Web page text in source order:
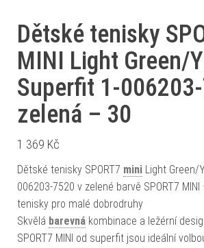
Dětské tenisky
MINI Light Green/
Superfit 1-
zelená – 30
1 369 Kč
Dětské tenisky SPORT7 mini Light Green/
006203-7520 v zelené barvě SPORT7
tenisky pro malé dobrodruhy
Skvělá barevná kombinace a ležérní
SPORT7 MINI od superfit jsou ideální